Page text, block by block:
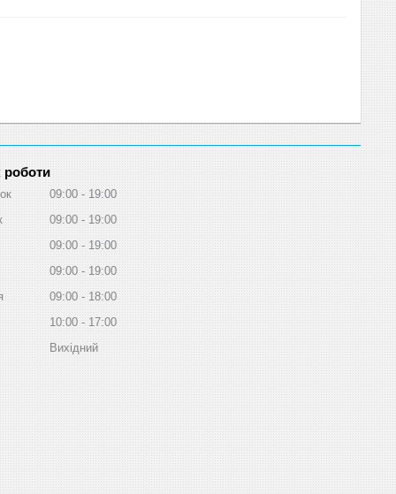
роботи
09:00
19:00
09:00
19:00
09:00
19:00
09:00
19:00
09:00
18:00
10:00
17:00
Вихідний